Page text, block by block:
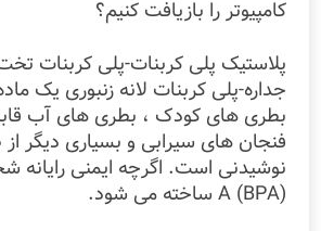
کامپیوتر را بازیافت کنیم؟
پلاستیک پلی کربنات-پلی کربنات
جداره-پلی کربنات لانه زنبوری یک
بطری های کودک ، بطری های آب
فنجان های سیرابی و بسیاری دیگر
نوشیدنی است. اگرچه ایمنی رایانه
A (BPA) ساخته می شود.